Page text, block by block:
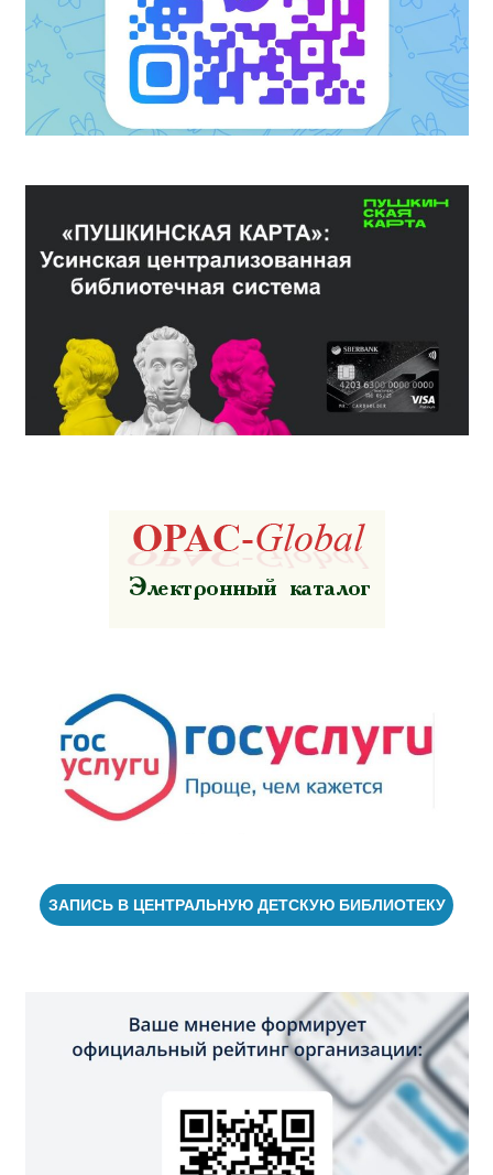
ЗАПИСЬ В ЦЕНТРАЛЬНУЮ ДЕТСКУЮ БИБЛИОТЕКУ